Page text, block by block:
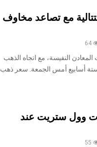
مع تصاعد مخاوف
64
النفيسة، مع اتجاه الذهب
أسابيع أمس الجمعة. سعر ذهب
وول ستريت عند
55